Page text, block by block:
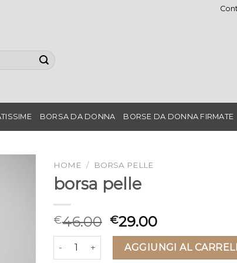
BORSA DA DONNA BORSE DA DONNA FIRMATE
HOME / BORSA PELLE
borsa pelle
€46.00 €29.00
borsa pelle quantitàAGGIUNGI AL